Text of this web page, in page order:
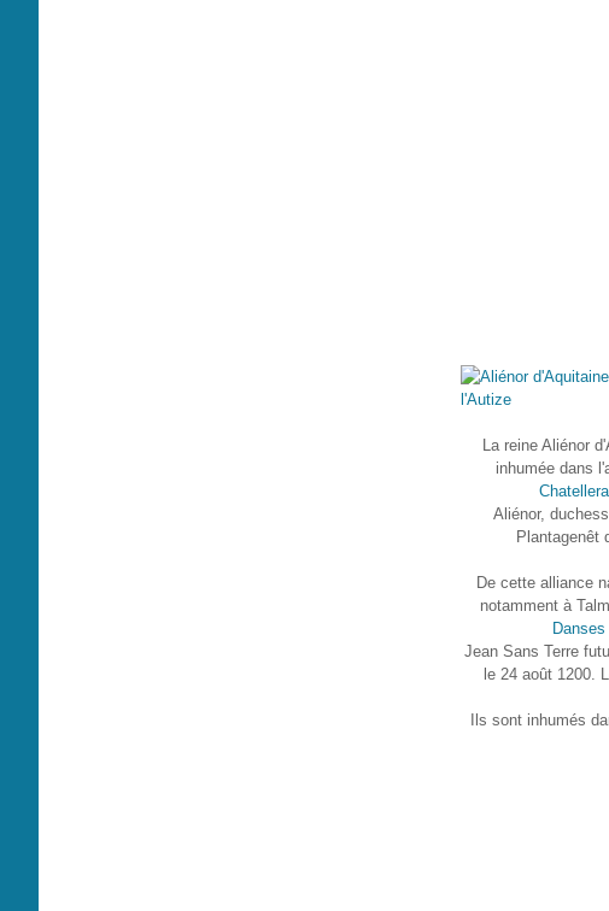
La reine Aliénor
inhumée dans
Aliénor,
Plantagenêt
De cette alliance
notamment à
Jean Sans Terre
le 24 août 1200.
Ils sont inhumés